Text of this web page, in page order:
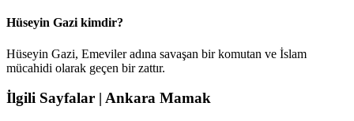
Hüseyin Gazi kimdir?
Hüseyin Gazi, Emeviler adına savaşan bir komutan ve İslam
mücahidi olarak geçen bir zattır.
İlgili Sayfalar | Ankara Mamak